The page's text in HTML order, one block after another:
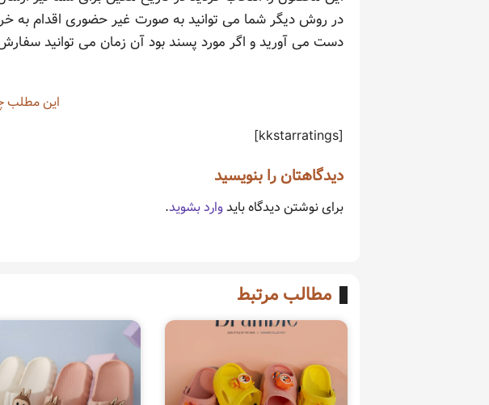
در روش دیگر شما می توانید به صورت غیر حضوری اقدام به
دست می آورید و اگر مورد پسند بود آن زمان می توانید
این مطلب
[kkstarratings]
دیدگاهتان را بنویسید
برای نوشتن دیدگاه بایدوارد بشوید.
مطالب مرتبط